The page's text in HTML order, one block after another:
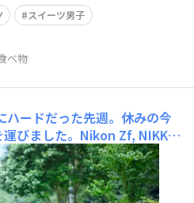
スイーツ男子
べ物
ハードだった先週。休みの今
びました。Nikon Zf, NIKKO
1/800, F2, ISO 100手入れの行
こともできそう。先にいたお
のも見えました。Nikon